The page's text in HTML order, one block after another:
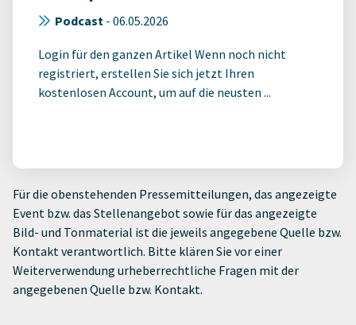
Podcast - 06.05.2026
Login für den ganzen Artikel Wenn noch nicht
registriert, erstellen Sie sich jetzt Ihren
kostenlosen Account, um auf die neusten ...
Für die obenstehenden Pressemitteilungen, das angezeigte
Event bzw. das Stellenangebot sowie für das angezeigte
Bild- und Tonmaterial ist die jeweils angegebene Quelle bzw.
Kontakt verantwortlich. Bitte klären Sie vor einer
Weiterverwendung urheberrechtliche Fragen mit der
angegebenen Quelle bzw. Kontakt.